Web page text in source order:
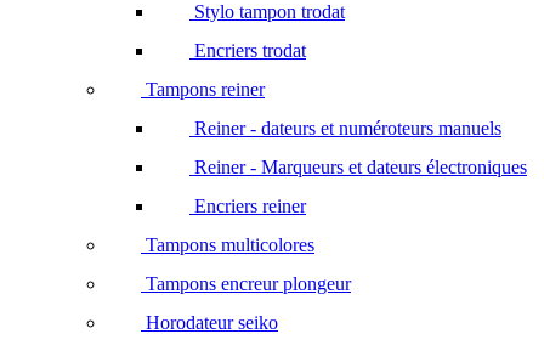
Stylo tampon trodat
Encriers trodat
Tampons reiner
Reiner - dateurs et numéroteurs manuels
Reiner - Marqueurs et dateurs électroniques
Encriers reiner
Tampons multicolores
Tampons encreur plongeur
Horodateur seiko